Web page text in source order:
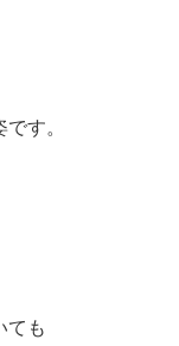
す。
ても